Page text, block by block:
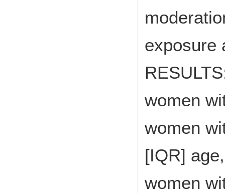
exposure
women
women
[IQR]
women